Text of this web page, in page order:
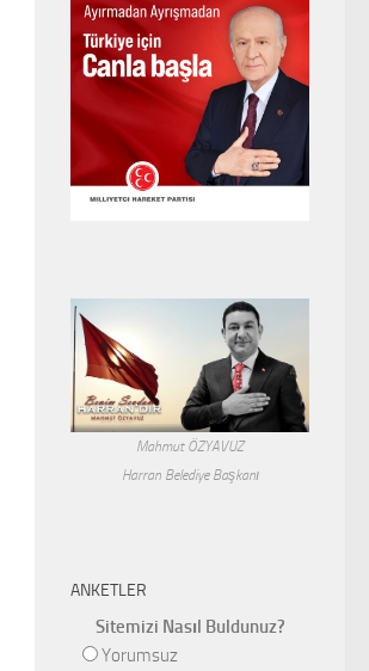
Mahmut ÖZYAVUZ
Harran Belediye Başkanı
ANKETLER
Sitemizi Nasıl Buldunuz?
Yorumsuz